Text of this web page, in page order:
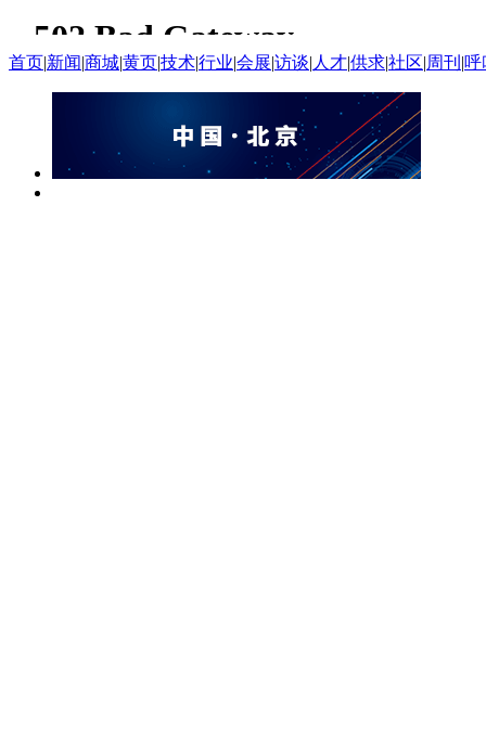
首页|新闻|商城|黄页|技术|行业|会展|访谈| 人才|供求|社区|周刊 |呼